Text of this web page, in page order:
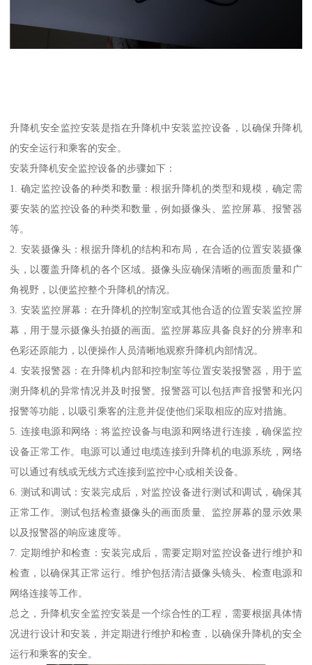
升降机安全监控安装是指在升降机中安装监控设备，以确保升降机
的安全运行和乘客的安全。
安装升降机安全监控设备的步骤如下：
1. 确定监控设备的种类和数量：根据升降机的类型和规模，确定需
要安装的监控设备的种类和数量，例如摄像头、监控屏幕、报警器
等。
2. 安装摄像头：根据升降机的结构和布局，在合适的位置安装摄像
头，以覆盖升降机的各个区域。摄像头应确保清晰的画面质量和广
角视野，以便监控整个升降机的情况。
3. 安装监控屏幕：在升降机的控制室或其他合适的位置安装监控屏
幕，用于显示摄像头拍摄的画面。监控屏幕应具备良好的分辨率和
色彩还原能力，以便操作人员清晰地观察升降机内部情况。
4. 安装报警器：在升降机内部和控制室等位置安装报警器，用于监
测升降机的异常情况并及时报警。报警器可以包括声音报警和光闪
报警等功能，以吸引乘客的注意并促使他们采取相应的应对措施。
5. 连接电源和网络：将监控设备与电源和网络进行连接，确保监控
设备正常工作。电源可以通过电缆连接到升降机的电源系统，网络
可以通过有线或无线方式连接到监控中心或相关设备。
6. 测试和调试：安装完成后，对监控设备进行测试和调试，确保其
正常工作。测试包括检查摄像头的画面质量、监控屏幕的显示效果
以及报警器的响应速度等。
7. 定期维护和检查：安装完成后，需要定期对监控设备进行维护和
检查，以确保其正常运行。维护包括清洁摄像头镜头、检查电源和
网络连接等工作。
总之，升降机安全监控安装是一个综合性的工程，需要根据具体情
况进行设计和安装，并定期进行维护和检查，以确保升降机的安全
运行和乘客的安全。